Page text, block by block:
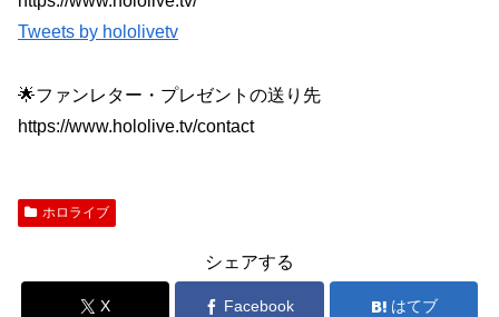
Tweets by hololivetv
🌟ファンレター・プレゼントの送り先
https://www.hololive.tv/contact
ホロライブ
シェアする
X Facebook はてブ